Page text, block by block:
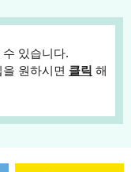
있습니다.
원하시면 클릭 해